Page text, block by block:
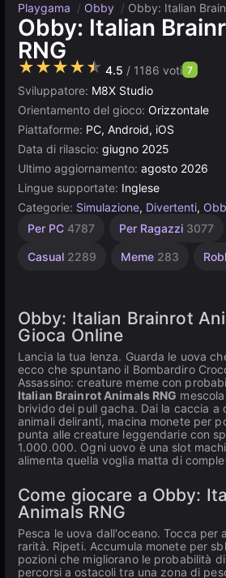
Playgama / Obby / Obby: Italian
Obby: Italian
RNG
★★★★★ 4.5 / 1186 voti 7
Sviluppatore: M8X Studio
Orientamento del gioco: Orizzontale
Piattaforme: PC, Android, iOS
Data di rilascio: giugno 2025
Ultimo aggiornamento: agosto 2026
Lingue supportate: Inglese
Categorie: Simulazione, Divertenti,
Per PC 4787 Per Ragazzi 3077
Casual 2289 Meme 283
Personaggi
Animali
Senza
2852
Carini
Agility
Desktop
Alta
3572
Uccelli
Browser
Unity
3177
Animali
Italiani
Obby: Italian Brainrot
Gioca Online
Lancia la tua lenza. Guarda le uova
ecco che spuntano il Bombardiro
Assassino: creature meme con
Italian Brainrot Animals RNG
brivido dei pull gacha. Dai la caccia a
animali deliranti, macina monete per
punta alle creature leggendarie con
1.000.000. Ogni uovo è una slot
alimenta quella voglia matta di
Come giocare a Obby:
Animals RNG
Pesca le uova dall'oceano. Tocca per
rarità. Ripeti. Accumula monete per
pozioni che migliorano le probabilità
percorsi a ostacoli tra una zona di